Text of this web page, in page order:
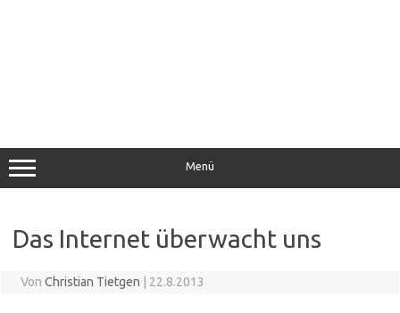
Menü
Das Internet überwacht uns
Von Christian Tietgen | 22.8.2013